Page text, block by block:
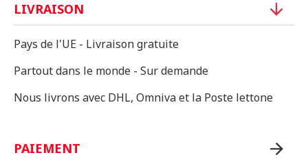
LIVRAISON
Pays de l'UE - Livraison gratuite
Partout dans le monde - Sur demande
Nous livrons avec DHL, Omniva et la Poste lettone
PAIEMENT